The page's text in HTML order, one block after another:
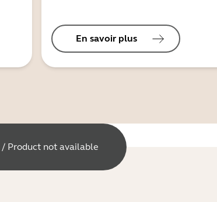
En savoir plus
/ Product not available